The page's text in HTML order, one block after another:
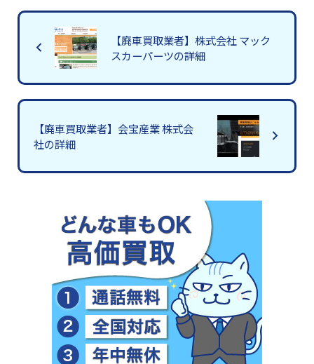
【廃車買取業者】株式会社 マック
スカーパーツの詳細
【廃車買取業者】会宝産業 株式会
社の詳細